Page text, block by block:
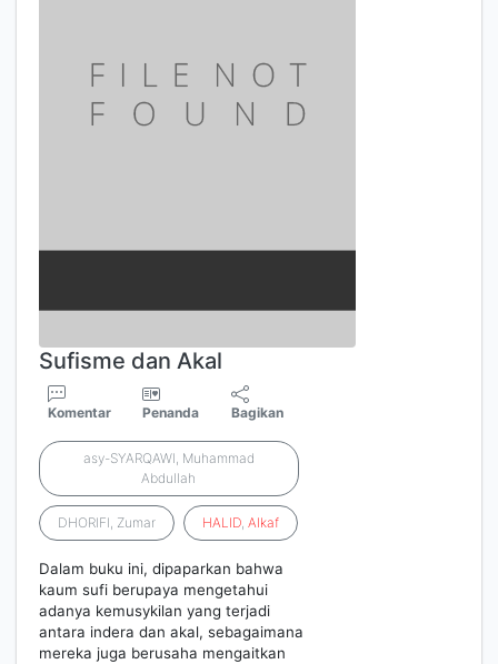
Sufisme dan Akal
Komentar Penanda Bagikan
asy-SYARQAWI, Muhammad
Abdullah
DHORIFI, Zumar HALID, Alkaf
Dalam buku ini, dipaparkan bahwa
kaum sufi berupaya mengetahui
adanya kemusykilan yang terjadi
antara indera dan akal, sebagaimana
mereka juga berusaha mengaitkan